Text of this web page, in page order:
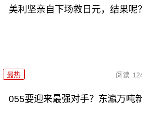
美利坚亲自下场救日元，结果呢
最热 阅读
055要迎来最强对手？东瀛万吨